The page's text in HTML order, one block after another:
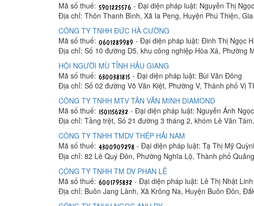
Mã số thuế:
- Đại diện pháp luật: Nguyễn Thị Ngọc
Địa chỉ: Thôn Thanh Bình, Xã Ia Peng, Huyện Phú Thiện,
CÔNG TY TNHH ĐỨC HÀ CƯỜNG
Mã số thuế:
- Đại diện pháp luật: Đinh Thị Ngọc
Địa chỉ: Số 10 đường D5, khu công nghiệp Hòa Xá, Phường
HỘI NGƯỜI MÙ TỈNH HẬU GIANG
Mã số thuế:
- Đại diện pháp luật: Bùi Văn Đông
Địa chỉ: Số 02 đường Võ Văn Kiệt, Phường V, Thành phố Vị
CÔNG TY TNHH MTV TÂN VĂN MINH DIAMOND
Mã số thuế:
- Đại diện pháp luật: Nguyễn Ánh Ngọc
Địa chỉ: Tầng trệt, Số 21 đường 3 tháng 2, khóm Lê Văn
CÔNG TY TNHH TMDV THÉP HẢI NAM
Mã số thuế:
- Đại diện pháp luật: Tạ Thị Mỹ
Địa chỉ: 82 Lê Quý Đôn, Phường Nghĩa Lộ, Thành phố
CÔNG TY TNHH TM DV PHAN LÊ
Mã số thuế:
- Đại diện pháp luật: Lê Thị Nhật Linh
Địa chỉ: Buôn Jang Lành, Xã Krông Na, Huyện Buôn Đôn,